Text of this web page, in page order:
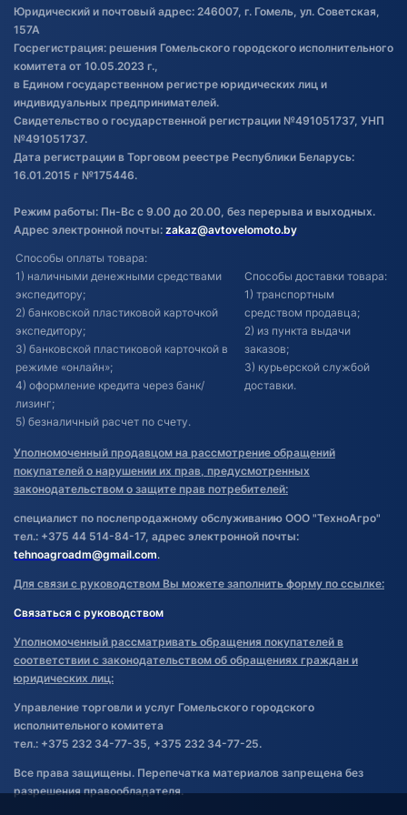
Обработка файлов cookie
Постановка транспорта на учет
Обновления в ЭПТС 2024
Юридический и почтовый адрес: 246007, г. Гомель, ул. Советская,
157А
Госрегистрация: решения Гомельского городского исполнительного
комитета от 10.05.2023 г.,
в Едином государственном регистре юридических лиц и
индивидуальных предпринимателей.
Свидетельство о государственной регистрации №491051737, УНП
№491051737.
Дата регистрации в Торговом реестре Республики Беларусь:
16.01.2015 г №175446.
Режим работы: Пн-Вс с 9.00 до 20.00, без перерыва и выходных.
Адрес электронной почты: zakaz@avtovelomoto.by
Способы оплаты товара:
1) наличными денежными средствами
экспедитору;
2) банковской пластиковой карточкой
экспедитору;
3) банковской пластиковой карточкой в
режиме «онлайн»;
4) оформление кредита через банк/
лизинг;
5) безналичный расчет по счету.
Способы доставки товара:
1) транспортным
средством продавца;
2) из пункта выдачи
заказов;
3) курьерской службой
доставки.
Уполномоченный продавцом на рассмотрение обращений
покупателей о нарушении их прав, предусмотренных
законодательством о защите прав потребителей:
специалист по послепродажному обслуживанию ООО "ТехноАгро"
тел.: +375 44 514-84-17, адрес электронной почты:
tehnoagroadm@gmail.com.
Для связи с руководством Вы можете заполнить форму по ссылке:
Связаться с руководством
Уполномоченный рассматривать обращения покупателей в
соответствии с законодательством об обращениях граждан и
юридических лиц:
Управление торговли и услуг Гомельского городского
исполнительного комитета
тел.: +375 232 34-77-35, +375 232 34-77-25.
Все права защищены. Перепечатка материалов запрещена без
разрешения правообладателя.